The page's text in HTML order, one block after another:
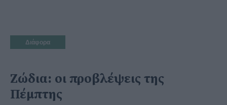
Διάφορα
Ζώδια: οι προβλέψεις της
Πέμπτης